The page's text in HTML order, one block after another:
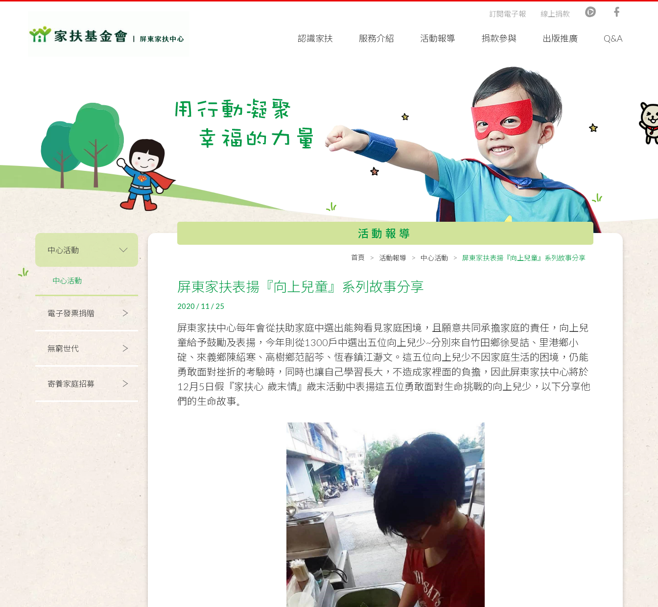
認識家扶 服務介紹 活動報導 捐款參與 出版推廣 Q&A
訂閱電子報 線上捐款
中心活動
中心活動
電子發票捐贈
無窮世代
寄養家庭招募
活動報導
首頁 活動報導 中心活動 屏東家扶表揚『向上兒童』系列故事分享
屏東家扶表揚『向上兒童』系列故事分享
2020 / 11 / 25
屏東家扶中心每年會從扶助家庭中選出能夠看見家庭困境，且願意共同承擔家庭的責任，向上兒
童給予鼓勵及表揚，今年則從1300戶中選出五位向上兒少~分別來自竹田鄉徐旻詰、里港鄉小
碇、來義鄉陳紹寒、高樹鄉范韶芩、恆春鎮江瀞文。這五位向上兒少不因家庭生活的困境，仍能
勇敢面對挫折的考驗時，同時也讓自己學習長大，不造成家裡面的負擔，因此屏東家扶中心將於
12月5日假『家扶心 歲末情』歲末活動中表揚這五位勇敢面對生命挑戰的向上兒少，以下分享他
們的生命故事。